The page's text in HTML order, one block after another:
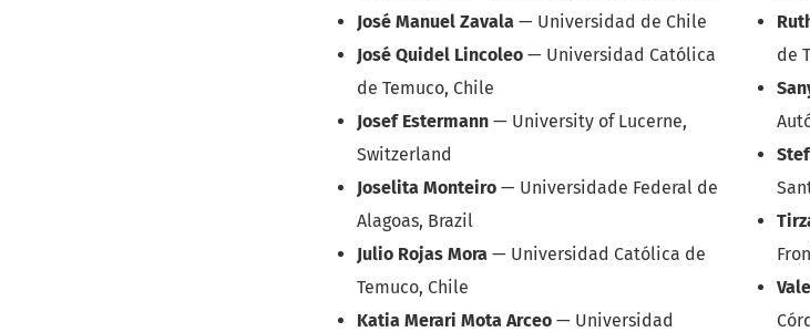
José Manuel Zavala — Universidad de Chile
José Quidel Lincoleo — Universidad Católica
de Temuco, Chile
Josef Estermann — University of Lucerne,
Switzerland
Joselita Monteiro — Universidade Federal de
Alagoas, Brazil
Julio Rojas Mora — Universidad Católica de
Temuco, Chile
Katia Merari Mota Arceo — Universidad
de